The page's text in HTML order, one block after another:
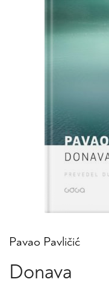
Pavao Pavličić
Donava